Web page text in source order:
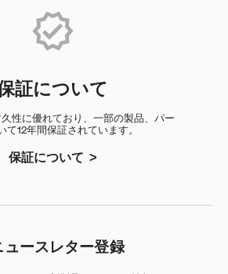
証について
性に優れており、一部の製品、パー
て12年間保証されています。
保証について
ュースレター登録